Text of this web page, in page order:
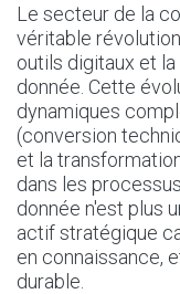
Le secteur de la
véritable
outils digitaux et
donnée. Cette
dynamiques
(conversion
et la
dans les
donnée n'est plus
actif stratégique
en connaissance,
durable.